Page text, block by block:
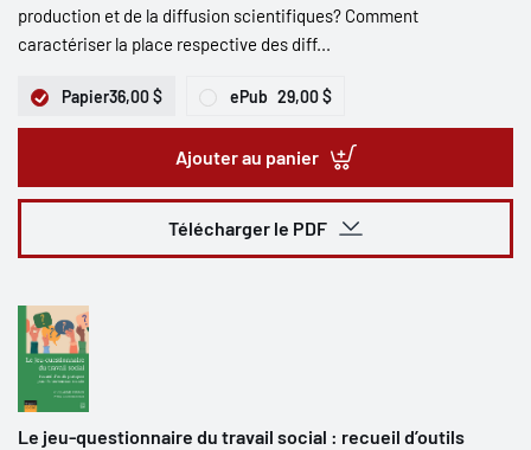
production et de la diffusion scientifiques? Comment
caractériser la place respective des diff...
Papier36,00 $ ePub 29,00 $
Ajouter au panier
Télécharger le PDF
Le jeu-questionnaire du travail social : recueil d’outils